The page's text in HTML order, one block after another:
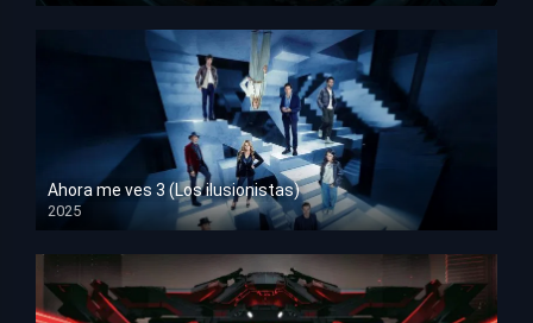
Ahora me ves 3 (Los ilusionistas)
2025
HD 1080p